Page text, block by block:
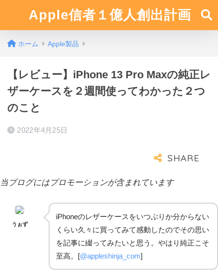
Apple信者１億人創出計画
ホーム Apple製品
【レビュー】iPhone 13 Pro Maxの純正レ
ザーケースを２週間使ってわかった２つ
のこと
2022年4月25日
当ブログにはプロモーションが含まれています
うぉず
iPhoneのレザーケースをいつぶりか分からない
くらい久々に買ってみて感動したのでその思い
を記事に綴ってみたいと思う。やはり純正こそ
至高。[@appleshinja_com]